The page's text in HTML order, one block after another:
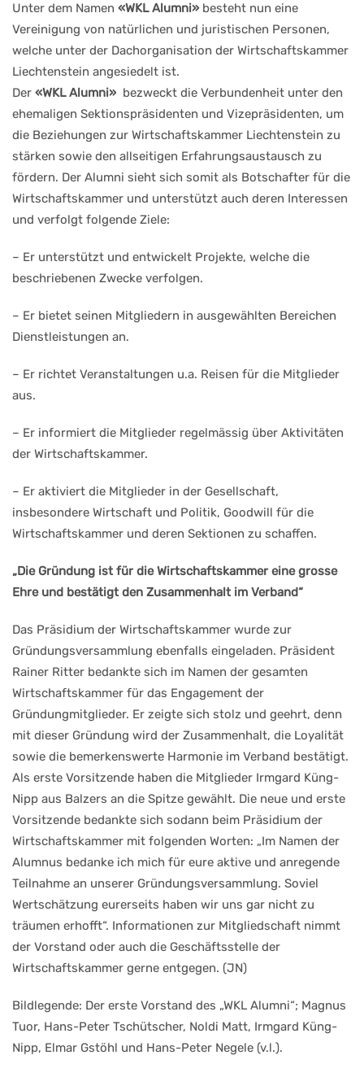
Unter dem Namen «WKL Alumni» besteht nun eine
Vereinigung von natürlichen und juristischen Personen,
welche unter der Dachorganisation der Wirtschaftskammer
Liechtenstein angesiedelt ist.
Der «WKL Alumni» bezweckt die Verbundenheit unter den
ehemaligen Sektionspräsidenten und Vizepräsidenten, um
die Beziehungen zur Wirtschaftskammer Liechtenstein zu
stärken sowie den allseitigen Erfahrungsaustausch zu
fördern. Der Alumni sieht sich somit als Botschafter für die
Wirtschaftskammer und unterstützt auch deren Interessen
und verfolgt folgende Ziele:
– Er unterstützt und entwickelt Projekte, welche die
beschriebenen Zwecke verfolgen.
– Er bietet seinen Mitgliedern in ausgewählten Bereichen
Dienstleistungen an.
– Er richtet Veranstaltungen u.a. Reisen für die Mitglieder
aus.
– Er informiert die Mitglieder regelmässig über Aktivitäten
der Wirtschaftskammer.
– Er aktiviert die Mitglieder in der Gesellschaft,
insbesondere Wirtschaft und Politik, Goodwill für die
Wirtschaftskammer und deren Sektionen zu schaffen.
„Die Gründung ist für die Wirtschaftskammer eine grosse
Ehre und bestätigt den Zusammenhalt im Verband“
Das Präsidium der Wirtschaftskammer wurde zur
Gründungsversammlung ebenfalls eingeladen. Präsident
Rainer Ritter bedankte sich im Namen der gesamten
Wirtschaftskammer für das Engagement der
Gründungmitglieder. Er zeigte sich stolz und geehrt, denn
mit dieser Gründung wird der Zusammenhalt, die Loyalität
sowie die bemerkenswerte Harmonie im Verband bestätigt.
Als erste Vorsitzende haben die Mitglieder Irmgard Küng-
Nipp aus Balzers an die Spitze gewählt. Die neue und erste
Vorsitzende bedankte sich sodann beim Präsidium der
Wirtschaftskammer mit folgenden Worten: „Im Namen der
Alumnus bedanke ich mich für eure aktive und anregende
Teilnahme an unserer Gründungsversammlung. Soviel
Wertschätzung eurerseits haben wir uns gar nicht zu
träumen erhofft“. Informationen zur Mitgliedschaft nimmt
der Vorstand oder auch die Geschäftsstelle der
Wirtschaftskammer gerne entgegen. (JN)
Bildlegende: Der erste Vorstand des „WKL Alumni“; Magnus
Tuor, Hans-Peter Tschütscher, Noldi Matt, Irmgard Küng-
Nipp, Elmar Gstöhl und Hans-Peter Negele (v.l.).